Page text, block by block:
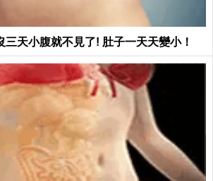
三天小腹就不見了! 肚子一天天變小！